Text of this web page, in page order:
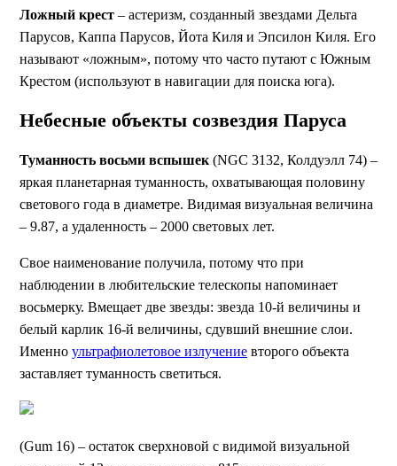
Ложный крест – астеризм, созданный звездами Дельта
Парусов, Каппа Парусов, Йота Киля и Эпсилон Киля. Его
называют «ложным», потому что часто путают с Южным
Крестом (используют в навигации для поиска юга).
Небесные объекты созвездия Паруса
Туманность восьми вспышек (NGC 3132, Колдуэлл 74) –
яркая планетарная туманность, охватывающая половину
светового года в диаметре. Видимая визуальная величина
– 9.87, а удаленность – 2000 световых лет.
Свое наименование получила, потому что при
наблюдении в любительские телескопы напоминает
восьмерку. Вмещает две звезды: звезда 10-й величины и
белый карлик 16-й величины, сдувший внешние слои.
Именно ультрафиолетовое излучение второго объекта
заставляет туманность светиться.
(Gum 16) – остаток сверхновой с видимой визуальной